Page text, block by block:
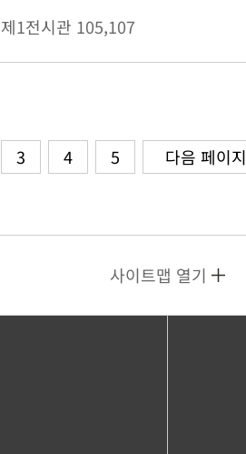
제1전시관 105,107
3 4 5 다음 페이지
사이트맵 열기